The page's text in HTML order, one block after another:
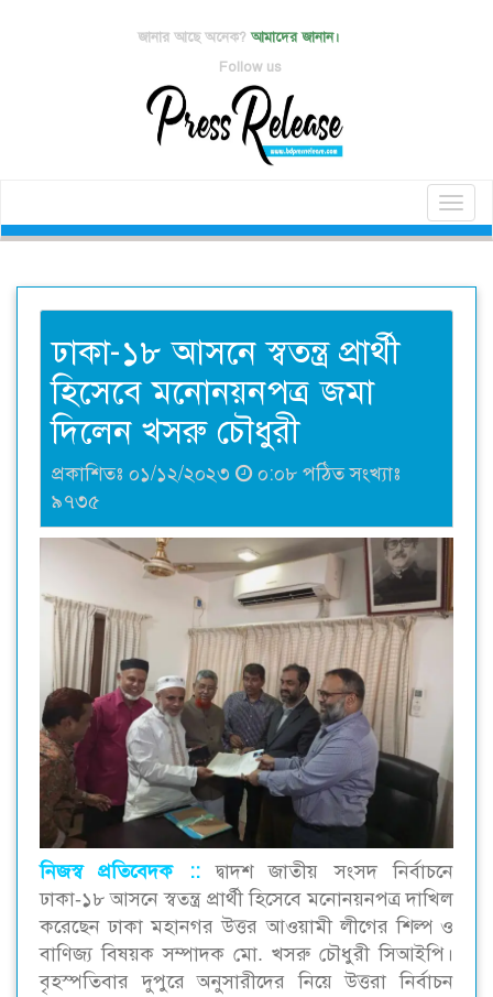
জানার আছে অনেক? আমাদের জানান।
Follow us
ঢাকা-১৮ আসনে স্বতন্ত্র প্রার্থী
হিসেবে মনোনয়নপত্র জমা
দিলেন খসরু চৌধুরী
প্রকাশিতঃ ০১/১২/২০২৩
০:০৮ পঠিত সংখ্যাঃ
৯৭৩৫
নিজস্ব প্রতিবেদক ::
দ্বাদশ জাতীয় সংসদ নির্বাচনে
ঢাকা-১৮ আসনে স্বতন্ত্র প্রার্থী হিসেবে মনোনয়নপত্র দাখিল
করেছেন ঢাকা মহানগর উত্তর আওয়ামী লীগের শিল্প ও
বাণিজ্য বিষয়ক সম্পাদক মো. খসরু চৌধুরী সিআইপি।
বৃহস্পতিবার দুপুরে অনুসারীদের নিয়ে উত্তরা নির্বাচন